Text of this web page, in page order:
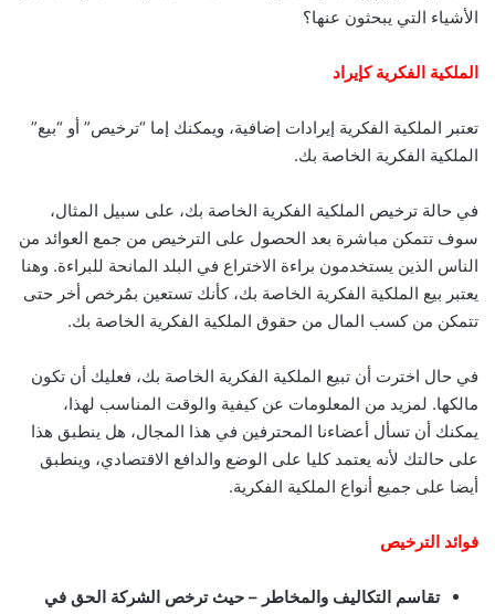
الأشياء التي يبحثون عنها؟
الملكية الفكرية كإيراد
تعتبر الملكية الفكرية إيرادات إضافية، ويمكنك إما “ترخيص” أو “بيع”
الملكية الفكرية الخاصة بك.
في حالة ترخيص الملكية الفكرية الخاصة بك، على سبيل المثال،
سوف تتمكن مباشرة بعد الحصول على الترخيص من جمع العوائد من
الناس الذين يستخدمون براءة الاختراع في البلد المانحة للبراءة. وهنا
يعتبر بيع الملكية الفكرية الخاصة بك، كأنك تستعين بمُرخص أخر حتى
تتمكن من كسب المال من حقوق الملكية الفكرية الخاصة بك.
في حال اخترت أن تبيع الملكية الفكرية الخاصة بك، فعليك أن تكون
مالكها. لمزيد من المعلومات عن كيفية والوقت المناسب لهذا،
يمكنك أن تسأل أعضاءنا المحترفين في هذا المجال، هل ينطبق هذا
على حالتك لأنه يعتمد كليا على الوضع والدافع الاقتصادي، وينطبق
أيضا على جميع أنواع الملكية الفكرية.
فوائد الترخيص
تقاسم التكاليف والمخاطر – حيث ترخص الشركة الحق في